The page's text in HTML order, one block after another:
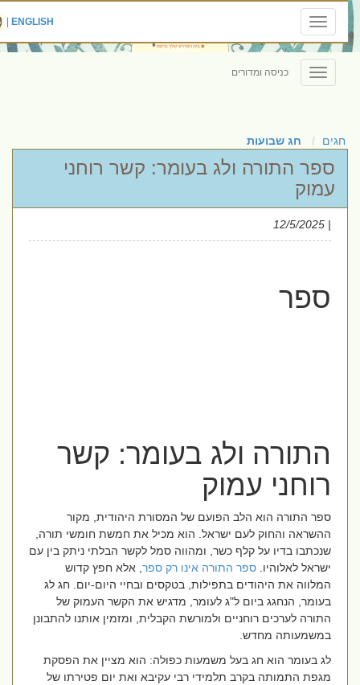
Toggle
navigation
ENGLISH
|
Toggle
navigation
כניסה ומדורים
חגים חג שבועות
ספר התורה ולג בעומר: קשר רוחני
עמוק
ספר
התורה ולג בעומר: קשר
רוחני עמוק
ספר התורה הוא הלב הפועם של המסורת היהודית, מקור
ההשראה והחוק לעם ישראל. הוא מכיל את חמשת חומשי תורה,
שנכתבו בדיו על קלף כשר, ומהווה סמל לקשר הבלתי ניתק בין עם
ישראל לאלוהיו.ספר התורה אינו רק ספר, אלא חפץ קדוש
המלווה את היהודים בתפילות, בטקסים ובחיי היום-יום. חג לג
בעומר, הנחגג ביום ל"ג לעומר, מדגיש את הקשר העמוק של
התורה לערכים רוחניים ולמורשת הקבלית, ומזמין אותנו להתבונן
במשמעותה מחדש.
לג בעומר הוא חג בעל משמעות כפולה: הוא מציין את הפסקת
מגפת התמותה בקרב תלמידי רבי עקיבא ואת יום פטירתו של